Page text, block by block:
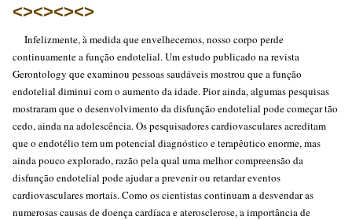
<><><><>
Infelizmente, à medida que envelhecemos, nosso corpo perde
continuamente a função endotelial. Um estudo publicado na revista
Gerontology que examinou pessoas saudáveis ​​mostrou que a função
endotelial diminui com o aumento da idade. Pior ainda, algumas pesquisas
mostraram que o desenvolvimento da disfunção endotelial pode começar tão
cedo, ainda na adolescência. Os pesquisadores cardiovasculares acreditam
que o endotélio tem um potencial diagnóstico e terapêutico enorme, mas
ainda pouco explorado, razão pela qual uma melhor compreensão da
disfunção endotelial pode ajudar a prevenir ou retardar eventos
cardiovasculares mortais. Como os cientistas continuam a desvendar as
numerosas causas de doença cardíaca e aterosclerose, a importância de